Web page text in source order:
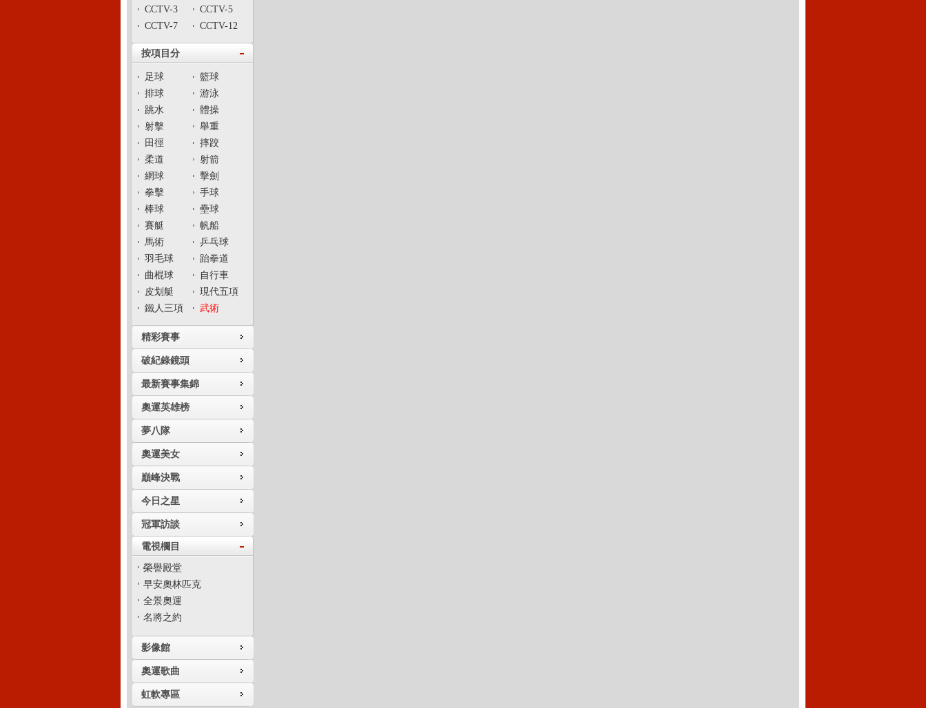
CCTV-3
CCTV-5
CCTV-7
CCTV-12
按項目分
足球
籃球
排球
游泳
跳水
體操
射擊
舉重
田徑
摔跤
柔道
射箭
網球
擊劍
拳擊
手球
棒球
壘球
賽艇
帆船
馬術
乒乓球
羽毛球
跆拳道
曲棍球
自行車
皮划艇
現代五項
鐵人三項
武術
精彩賽事
破紀錄鏡頭
最新賽事集錦
奧運英雄榜
夢八隊
奧運美女
巔峰決戰
今日之星
冠軍訪談
電視欄目
榮譽殿堂
早安奧林匹克
全景奧運
名將之約
影像館
奧運歌曲
虹軟專區